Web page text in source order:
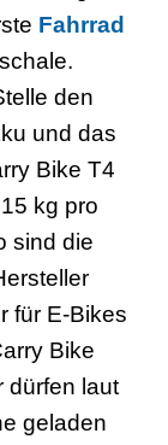
Fahrrad
den
und das
Bike T4
kg pro
sind die
für E-Bikes
Bike
dürfen laut
geladen